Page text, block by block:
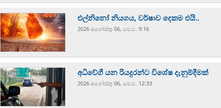
එල්නිනෝ නියගය, වර්ෂාව දෙකම එයි..
2026 අගෝස්‍තු 06, පෙ.ව. 9:16
අධිවේගී යන රියදුරන්ට විශේෂ දැනුම්දීමක්
2026 අගෝස්‍තු 06, පෙ.ව. 12:33